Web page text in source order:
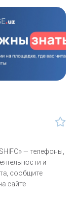
— телефоны,
и
сообщите
сайте